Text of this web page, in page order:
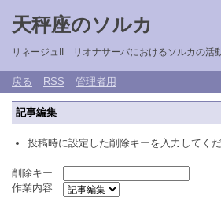
天秤座のソルカ
リネージュII リオナサーバにおけるソルカの活
戻る RSS 管理者用
記事編集
投稿時に設定した削除キーを入力してくだ
削除キー
作業内容